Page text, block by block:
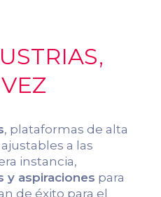
, plataformas de alta
a las
instancia,
y aspiraciones para
de éxito para el